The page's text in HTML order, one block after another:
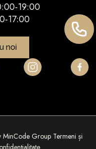
19:00
17:00
noi
MinCode Group Termeni și